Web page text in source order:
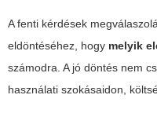
A fenti kérdések
eldöntéséhez, hogy melyik
számodra. A jó döntés nem
használati szokásaidon,